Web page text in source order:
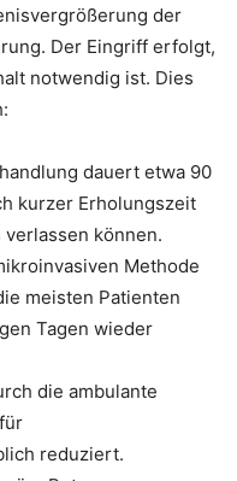
der
Der Eingriff erfolgt,
notwendig ist. Dies
dauert etwa 90
kurzer Erholungszeit
verlassen können.
Methode
meisten Patienten
Tagen wieder
die ambulante
reduziert.